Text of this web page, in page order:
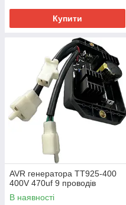
Купити
AVR генератора TT925-400
400V 470uf 9 проводів
В наявності